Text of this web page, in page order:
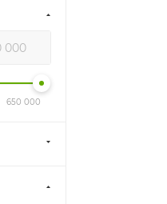
650 000